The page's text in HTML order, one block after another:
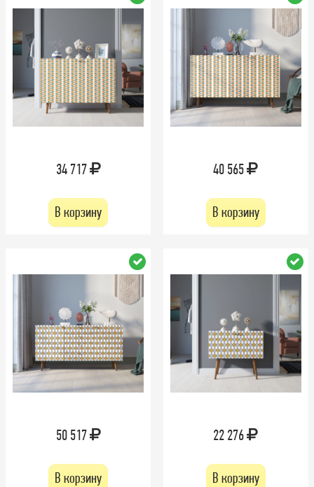
34 717
В корзину
40 565
В корзину
50 517
В корзину
22 276
В корзину